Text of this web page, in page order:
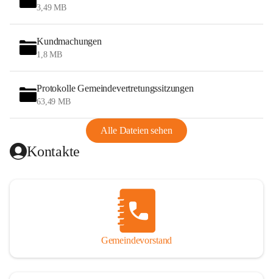
3,49 MB
Kundmachungen
1,8 MB
Protokolle Gemeindevertretungssitzungen
63,49 MB
Alle Dateien sehen
Kontakte
Gemeindevorstand